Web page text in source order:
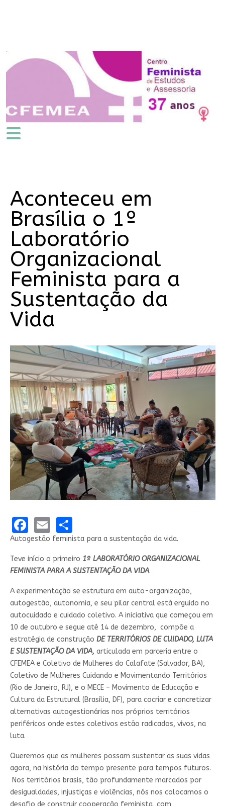
Aconteceu em
Brasília o 1º
Laboratório
Organizacional
Feminista para a
Sustentação da
Vida
Facebook
EmailShare
Autogestão feminista para a sustentação da vida.
Teve início o primeiro 1º LABORATÓRIO ORGANIZACIONAL
FEMINISTA PARA A SUSTENTAÇÃO DA VIDA.
A experimentação se estrutura em auto-organização,
autogestão, autonomia, e seu pilar central está erguido no
autocuidado e cuidado coletivo. A iniciativa que começou em
10 de outubro e segue até 14 de dezembro, compõe a
estratégia de construção DE TERRITÓRIOS DE CUIDADO, LUTA
E SUSTENTAÇÃO DA VIDA, articulada em parceria entre o
CFEMEA e Coletivo de Mulheres do Calafate (Salvador, BA),
Coletivo de Mulheres Cuidando e Movimentando Territórios
(Rio de Janeiro, RJ), e o MECE – Movimento de Educação e
Cultura da Estrutural (Brasília, DF), para cocriar e concretizar
alternativas autogestionárias nos próprios territórios
periféricos onde estes coletivos estão radicados, vivos, na
luta.
Queremos que as mulheres possam sustentar as suas vidas
agora, na história do tempo presente para tempos futuros.
Nos territórios brasis, tão profundamente marcados por
desigualdades, injustiças e violências, nós nos colocamos o
desafio de construir cooperação feminista, com